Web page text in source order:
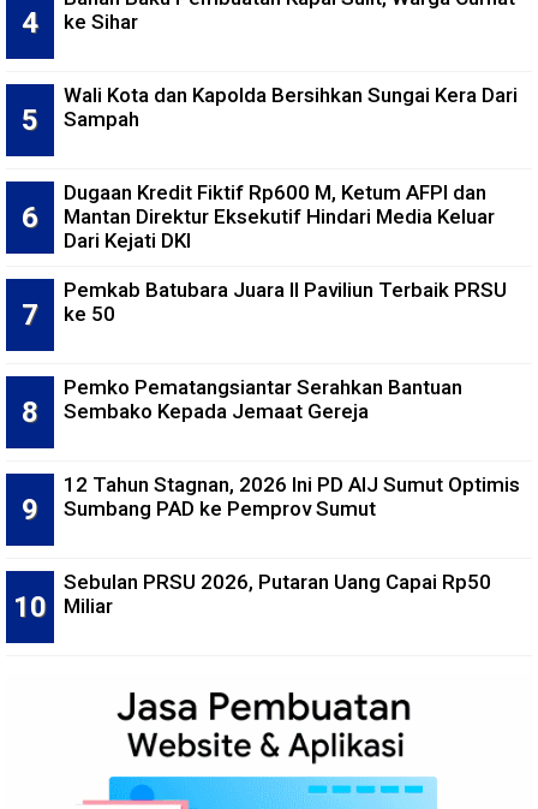
ke Sihar
Wali Kota dan Kapolda Bersihkan Sungai Kera Dari
Sampah
Dugaan Kredit Fiktif Rp600 M, Ketum AFPI dan
Mantan Direktur Eksekutif Hindari Media Keluar
Dari Kejati DKI
Pemkab Batubara Juara II Paviliun Terbaik PRSU
ke 50
Pemko Pematangsiantar Serahkan Bantuan
Sembako Kepada Jemaat Gereja
12 Tahun Stagnan, 2026 Ini PD AIJ Sumut Optimis
Sumbang PAD ke Pemprov Sumut
Sebulan PRSU 2026, Putaran Uang Capai Rp50
Miliar